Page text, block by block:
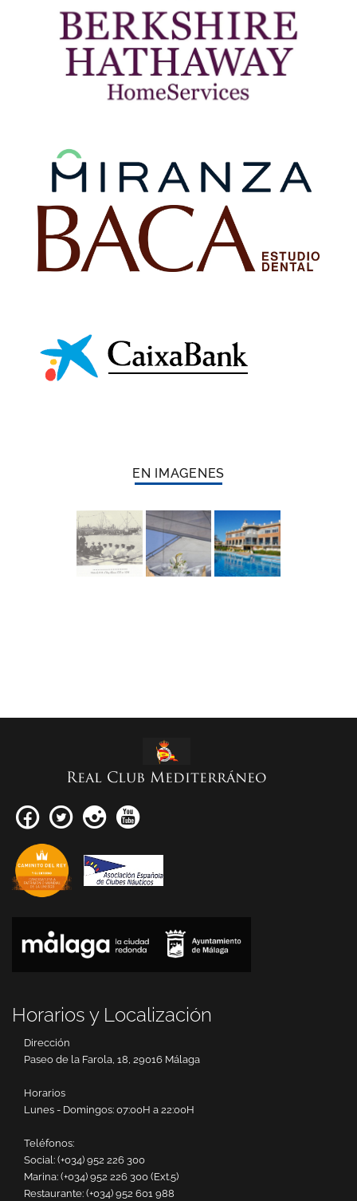
EN IMAGENES
Real Club Mediterráneo
Horarios y Localización
Dirección
Paseo de la Farola, 18, 29016 Málaga
Horarios
Lunes - Domingos: 07:00H a 22:00H
Teléfonos:
Social: (+034) 952 226 300
Marina: (+034) 952 226 300 (Ext.5)
Restaurante: (+034) 952 601 988